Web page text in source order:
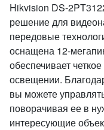
Hikvision DS-
решение для
передовые
оснащена 12-
обеспечивает
освещении.
вы можете
поворачивая ее в
интересующие